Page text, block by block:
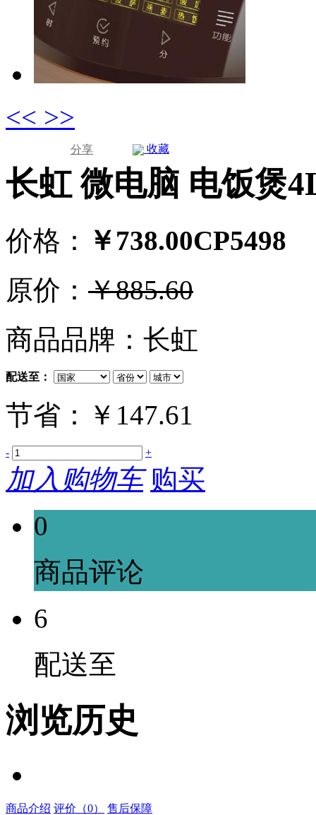
<< >>
分享 收藏
长虹 微电脑 电饭煲
价格： ￥738.00CP5498
原价： ￥885.60
商品品牌：长虹
配送至：
节省：￥147.61
- +
加入购物车 购买
0
商品评论
6
配送至
浏览历史
商品介绍 评价（0） 售后保障